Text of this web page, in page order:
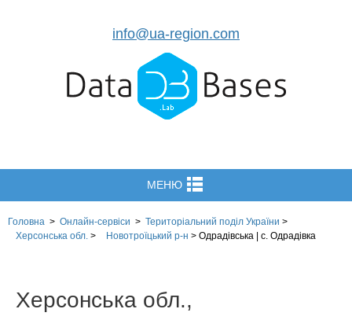
info@ua-region.com
МЕНЮ
Головна > Онлайн-сервіси > Територіальний поділ України >
Херсонська обл. > Новотроїцький р-н > Одрадівська | с. Одрадівка
Херсонська обл.,